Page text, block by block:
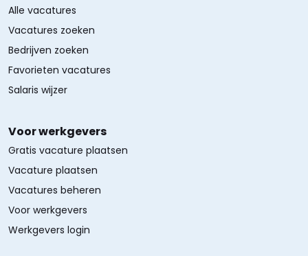
Alle vacatures
Vacatures zoeken
Bedrijven zoeken
Favorieten vacatures
Salaris wijzer
Voor werkgevers
Gratis vacature plaatsen
Vacature plaatsen
Vacatures beheren
Voor werkgevers
Werkgevers login